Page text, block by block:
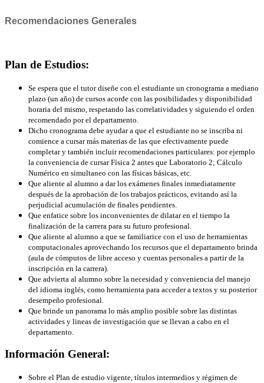
Recomendaciones Generales
Plan de Estudios:
Se espera que el tutor diseñe con el estudiante un cronograma a mediano
plazo (un año) de cursos acorde con las posibilidades y disponibilidad
horaria del mismo, respetando las correlatividades y siguiendo el orden
recomendado por el departamento.
Dicho cronograma debe ayudar a que el estudiante no se inscriba ni
comience a cursar más materias de las que efectivamente puede
completar y también incluir recomendaciones particulares: por ejemplo
la conveniencia de cursar Física 2 antes que Laboratorio 2; Cálculo
Numérico en simultaneo con las físicas básicas, etc.
Que aliente al alumno a dar los exámenes finales inmediatamente
después de la aprobación de los trabajos prácticos, evitando así la
perjudicial acumulación de finales pendientes.
Que enfatice sobre los inconvenientes de dilatar en el tiempo la
finalización de la carrera para su futuro profesional.
Que aliente al alumno a que se familiarice con el uso de herramientas
computacionales aprovechando los recursos que el departamento brinda
(aula de cómputos de libre acceso y cuentas personales a partir de la
inscripción en la carrera).
Que advierta al alumno sobre la necesidad y conveniencia del manejo
del idioma inglés, como herramienta para acceder a textos y su posterior
desempeño profesional.
Que brinde un panorama lo más amplio posible sobre las distintas
actividades y lineas de investigación que se llevan a cabo en el
departamento.
Información General:
Sobre el Plan de estudio vigente, títulos intermedios y régimen de